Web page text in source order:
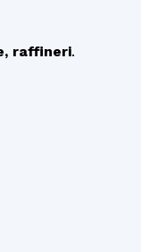
raffineri.